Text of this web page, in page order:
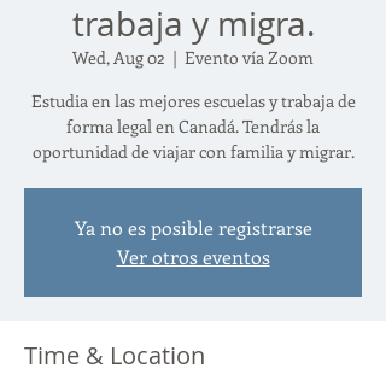
trabaja y migra.
Wed, Aug 02
  |
Evento vía Zoom
Estudia en las mejores escuelas y trabaja de
forma legal en Canadá. Tendrás la
oportunidad de viajar con familia y migrar.
Ya no es posible registrarse
Ver otros eventos
Time & Location